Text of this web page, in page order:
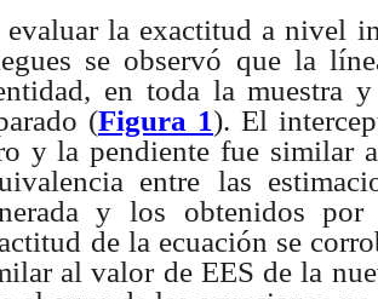
la exactitud a nivel
se observó que la
en toda la muestra
(Figura 1). El
y la pendiente fue similar
entre las
y los obtenidos por
de la ecuación se
al valor de EES de la